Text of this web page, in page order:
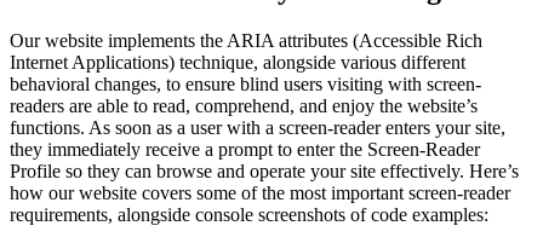
Our website implements the ARIA attributes (Accessible Rich
Internet Applications) technique, alongside various different
behavioral changes, to ensure blind users visiting with screen-
readers are able to read, comprehend, and enjoy the website’s
functions. As soon as a user with a screen-reader enters your site,
they immediately receive a prompt to enter the Screen-Reader
Profile so they can browse and operate your site effectively. Here’s
how our website covers some of the most important screen-reader
requirements, alongside console screenshots of code examples: